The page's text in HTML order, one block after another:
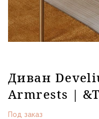
Диван
Armrests |
Под заказ